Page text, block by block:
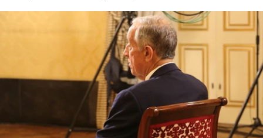
acumulando com presidente dos Grupos NATO
de Proteção da Força e de Operações
, no Quartel-General do Comando
Supremo das Forças Aliadas na Europa (SHAPE),
em Mons, Bélgica", acrescenta-se.
O tenente-general Paulo Emanuel Maia
Pereira nasceu em Almeirim, no distrito de